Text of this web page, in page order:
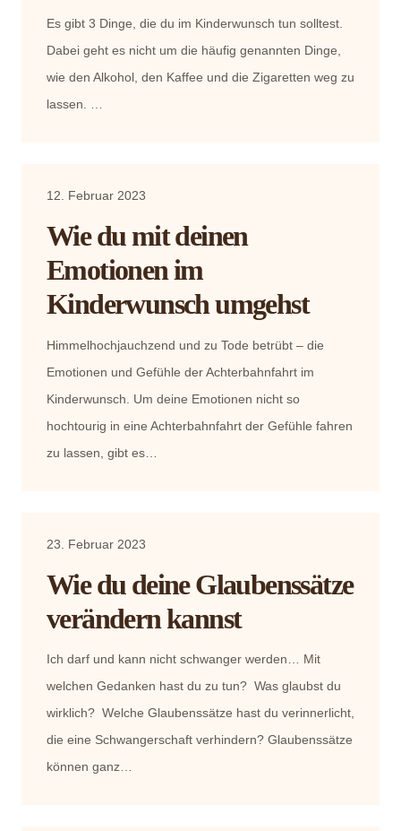
Es gibt 3 Dinge, die du im Kinderwunsch tun solltest.
Dabei geht es nicht um die häufig genannten Dinge,
wie den Alkohol, den Kaffee und die Zigaretten weg zu
lassen. …
12. Februar 2023
Wie du mit deinen
Emotionen im
Kinderwunsch umgehst
Himmelhochjauchzend und zu Tode betrübt – die
Emotionen und Gefühle der Achterbahnfahrt im
Kinderwunsch. Um deine Emotionen nicht so
hochtourig in eine Achterbahnfahrt der Gefühle fahren
zu lassen, gibt es…
23. Februar 2023
Wie du deine Glaubenssätze
verändern kannst
Ich darf und kann nicht schwanger werden… Mit
welchen Gedanken hast du zu tun? Was glaubst du
wirklich? Welche Glaubenssätze hast du verinnerlicht,
die eine Schwangerschaft verhindern? Glaubenssätze
können ganz…